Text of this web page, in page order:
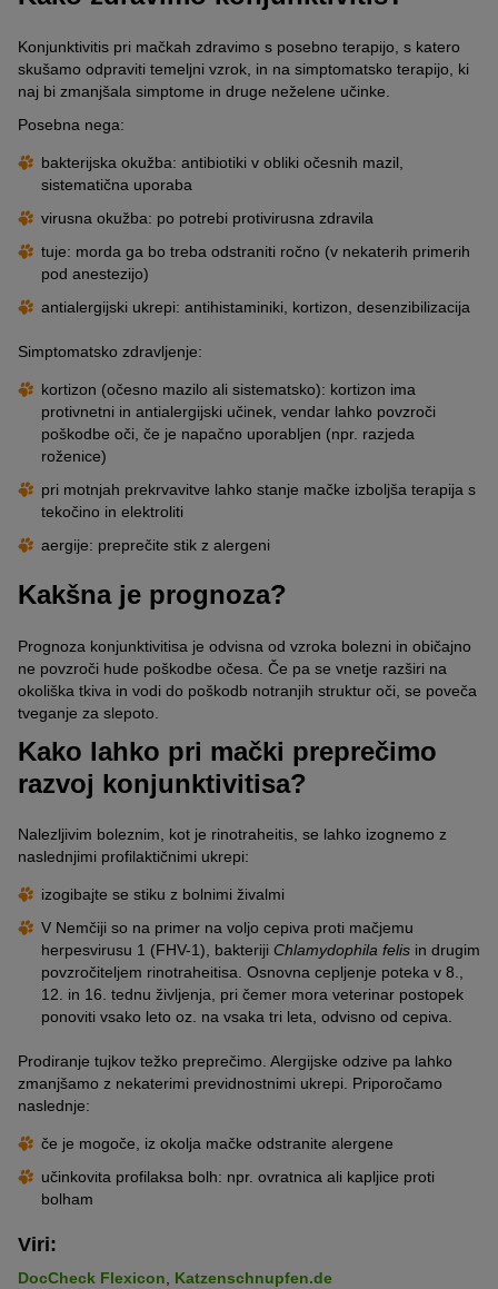
Konjunktivitis pri mačkah zdravimo s posebno terapijo, s katero
skušamo odpraviti temeljni vzrok, in na simptomatsko terapijo, ki
naj bi zmanjšala simptome in druge neželene učinke.
Posebna nega:
bakterijska okužba: antibiotiki v obliki očesnih mazil,
sistematična uporaba
virusna okužba: po potrebi protivirusna zdravila
tuje: morda ga bo treba odstraniti ročno (v nekaterih primerih
pod anestezijo)
antialergijski ukrepi: antihistaminiki, kortizon, desenzibilizacija
Simptomatsko zdravljenje:
kortizon (očesno mazilo ali sistematsko): kortizon ima
protivnetni in antialergijski učinek, vendar lahko povzroči
poškodbe oči, če je napačno uporabljen (npr. razjeda
roženice)
pri motnjah prekrvavitve lahko stanje mačke izboljša terapija s
tekočino in elektroliti
aergije: preprečite stik z alergeni
Kakšna je prognoza?
Prognoza konjunktivitisa je odvisna od vzroka bolezni in običajno
ne povzroči hude poškodbe očesa. Če pa se vnetje razširi na
okoliška tkiva in vodi do poškodb notranjih struktur oči, se poveča
tveganje za slepoto.
Kako lahko pri mački preprečimo
razvoj konjunktivitisa?
Nalezljivim boleznim, kot je rinotraheitis, se lahko izognemo z
naslednjimi profilaktičnimi ukrepi:
izogibajte se stiku z bolnimi živalmi
V Nemčiji so na primer na voljo cepiva proti mačjemu
herpesvirusu 1 (FHV-1), bakteriji Chlamydophila felis in drugim
povzročiteljem rinotraheitisa. Osnovna cepljenje poteka v 8.,
12. in 16. tednu življenja, pri čemer mora veterinar postopek
ponoviti vsako leto oz. na vsaka tri leta, odvisno od cepiva.
Prodiranje tujkov težko preprečimo. Alergijske odzive pa lahko
zmanjšamo z nekaterimi previdnostnimi ukrepi. Priporočamo
naslednje:
če je mogoče, iz okolja mačke odstranite alergene
učinkovita profilaksa bolh: npr. ovratnica ali kapljice proti
bolham
Viri:
DocCheck Flexicon
Katzenschnupfen.de